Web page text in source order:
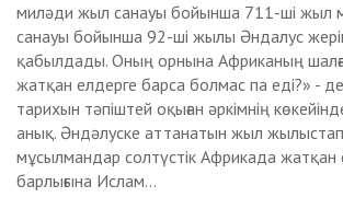
миләди жыл санауы бойынша 711-ші жыл
санауы бойынша 92-ші жылы Әндалус
қабылдады. Оның орнына Африканың
жатқан елдерге барса болмас па еді?» -
тарихын тәпіштей оқыған әркімнің
анық. Әндәлуске аттанатын жыл жылыстап
мұсылмандар солтүстік Африкада жатқан
барлығына Ислам...